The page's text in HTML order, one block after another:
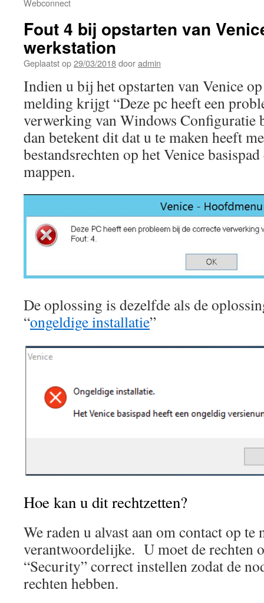
Webconnect
Fout 4 bij opstarten van
werkstation
Geplaatst op29/03/2018dooradmin
Indien u bij het opstarten van Venice
melding krijgt “Deze pc heeft een
verwerking van Windows Configuratie
dan betekent dit dat u te maken heeft
bestandsrechten op het Venice
mappen.
De oplossing is dezelfde als de
“ongeldige installatie”
Hoe kan u dit rechtzetten?
We raden u alvast aan om contact op
verantwoordelijke. U moet de rechten
“Security” correct instellen zodat de
rechten hebben.